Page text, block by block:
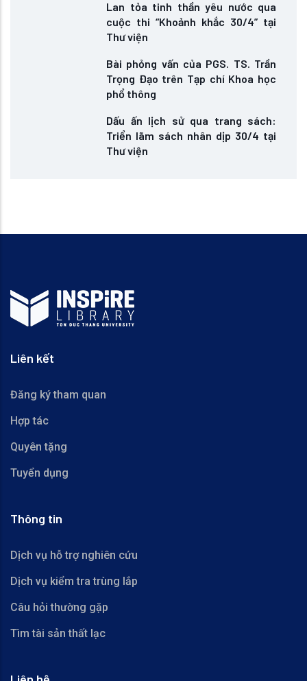
Lan tỏa tinh thần yêu nước qua
cuộc thi “Khoảnh khắc 30/4” tại
Thư viện
Bài phỏng vấn của PGS. TS. Trần
Trọng Đạo trên Tạp chí Khoa học
phổ thông
Dấu ấn lịch sử qua trang sách:
Triển lãm sách nhân dịp 30/4 tại
Thư viện
Liên kết
Đăng ký tham quan
Hợp tác
Quyên tặng
Tuyển dụng
Thông tin
Dịch vụ hỗ trợ nghiên cứu
Dịch vụ kiểm tra trùng lắp
Câu hỏi thường gặp
Tìm tài sản thất lạc